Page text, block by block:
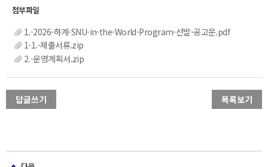
1.-2026-하계-SNU-in-the-World-Program-선발-공고문.pdf
1-1.-제출서류.zip
2.-운영계획서.zip
답글쓰기 목록보기